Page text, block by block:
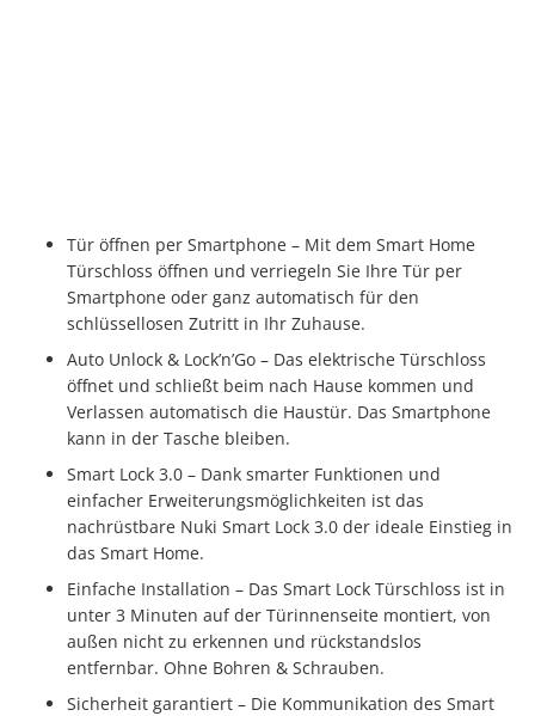
Tür öffnen per Smartphone – Mit dem Smart Home
Türschloss öffnen und verriegeln Sie Ihre Tür per
Smartphone oder ganz automatisch für den
schlüssellosen Zutritt in Ihr Zuhause.
Auto Unlock & Lock’n’Go – Das elektrische Türschloss
öffnet und schließt beim nach Hause kommen und
Verlassen automatisch die Haustür. Das Smartphone
kann in der Tasche bleiben.
Smart Lock 3.0 – Dank smarter Funktionen und
einfacher Erweiterungsmöglichkeiten ist das
nachrüstbare Nuki Smart Lock 3.0 der ideale Einstieg in
das Smart Home.
Einfache Installation – Das Smart Lock Türschloss ist in
unter 3 Minuten auf der Türinnenseite montiert, von
außen nicht zu erkennen und rückstandslos
entfernbar. Ohne Bohren & Schrauben.
Sicherheit garantiert – Die Kommunikation des Smart